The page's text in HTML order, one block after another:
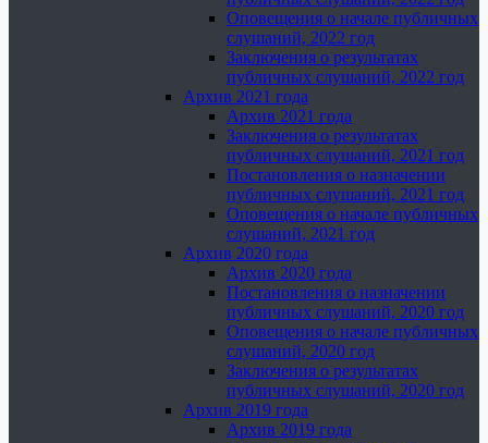
Оповещения о начале публичных
слушаний, 2022 год
Заключения о результатах
публичных слушаний, 2022 год
Архив 2021 года
Архив 2021 года
Заключения о результатах
публичных слушаний, 2021 год
Постановления о назначении
публичных слушаний, 2021 год
Оповещения о начале публичных
слушаний, 2021 год
Архив 2020 года
Архив 2020 года
Постановления о назначении
публичных слушаний, 2020 год
Оповещения о начале публичных
слушаний, 2020 год
Заключения о результатах
публичных слушаний, 2020 год
Архив 2019 года
Архив 2019 года